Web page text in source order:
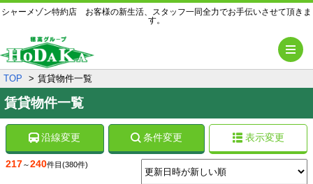
シャーメゾン特約店 お客様の新生活、スタッフ一同全力でお手伝いさせて頂きま
す。
TOP 賃貸物件一覧
賃貸物件一覧
沿線変更 条件変更 表示変更
217～240件目 (380件)